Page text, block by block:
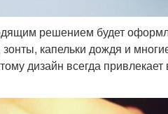
решением будет
капельки дождя и
дизайн всегда